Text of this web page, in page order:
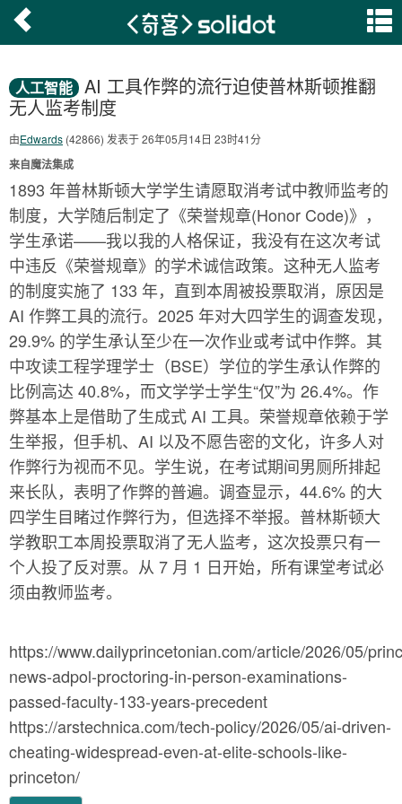
人工智能 AI 工具作弊的流行迫使普林斯顿推翻
无人监考制度
由Edwards (42866) 发表于 26年05月14日 23时41分
来自魔法集成
1893 年普林斯顿大学学生请愿取消考试中教师监考的
制度，大学随后制定了《荣誉规章(Honor Code)》，
学生承诺——我以我的人格保证，我没有在这次考试
中违反《荣誉规章》的学术诚信政策。这种无人监考
的制度实施了 133 年，直到本周被投票取消，原因是
AI 作弊工具的流行。2025 年对大四学生的调查发现，
29.9% 的学生承认至少在一次作业或考试中作弊。其
中攻读工程学理学士（BSE）学位的学生承认作弊的
比例高达 40.8%，而文学学士学生“仅”为 26.4%。作
弊基本上是借助了生成式 AI 工具。荣誉规章依赖于学
生举报，但手机、AI 以及不愿告密的文化，许多人对
作弊行为视而不见。学生说，在考试期间男厕所排起
来长队，表明了作弊的普遍。调查显示，44.6% 的大
四学生目睹过作弊行为，但选择不举报。普林斯顿大
学教职工本周投票取消了无人监考，这次投票只有一
个人投了反对票。从 7 月 1 日开始，所有课堂考试必
须由教师监考。
https://www.dailyprincetonian.com/article/2026/05/
news-adpol-proctoring-in-person-examinations-
passed-faculty-133-years-precedent
https://arstechnica.com/tech-policy/2026/05/ai-driven-
cheating-widespread-even-at-elite-schools-like-
princeton/